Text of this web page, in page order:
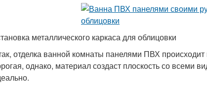
металлического каркаса для облицовки
отделка ванной комнаты панелями ПВХ
однако, материал создаст плоскость со всеми